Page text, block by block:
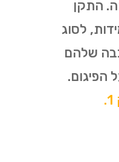
התקן
לסוג
שלהם
הפיגום.